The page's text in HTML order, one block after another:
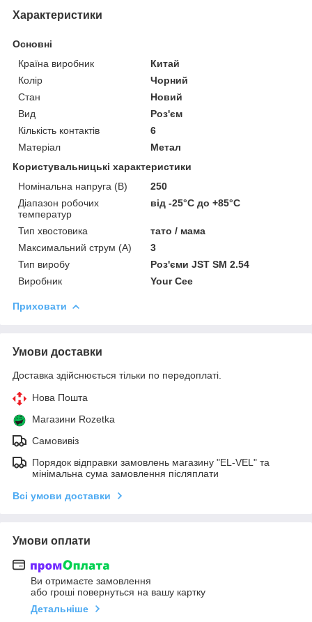
Характеристики
Основні
Країна виробник
Китай
Колір
Чорний
Стан
Новий
Вид
Роз'єм
Кількість контактів
6
Матеріал
Метал
Користувальницькі характеристики
Номінальна напруга (В)
250
Діапазон робочих
температур
від -25°С до +85°C
Тип хвостовика
тато / мама
Максимальний струм (А)
3
Тип виробу
Роз'єми JST SM 2.54
Виробник
Your Cee
Приховати
Умови доставки
Доставка здійснюється тільки по передоплаті.
Нова Пошта
Магазини Rozetka
Самовивіз
Порядок відправки замовлень магазину "EL-VEL" та
мінімальна сума замовлення післяплати
Всі умови доставки
Умови оплати
Ви отримаєте замовлення
або гроші повернуться на вашу картку
Детальніше